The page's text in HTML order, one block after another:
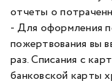
отчеты о
- Для оформления
пожертвования вы
раз. Списания с
банковской карты